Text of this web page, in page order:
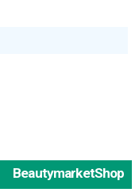
BeautymarketShop